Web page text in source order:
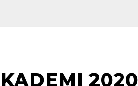
2020